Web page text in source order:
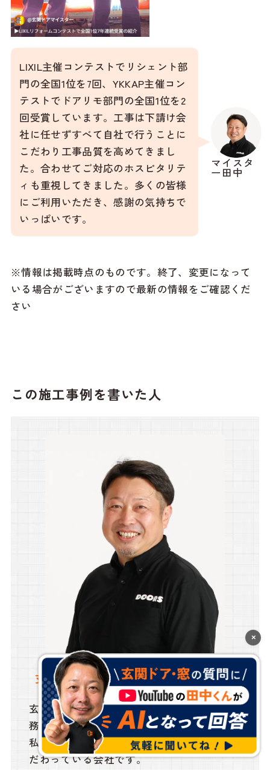
マイスタ
ー田中
LIXIL主催コンテストでリシェント部
門の全国1位を7回、YKKAP主催コン
テストでドアリモ部門の全国1位を2
回受賞しています。工事は下請け会
社に任せずすべて自社で行うことに
こだわり工事品質を高めてきまし
た。合わせてご対応のホスピタリテ
ィも重視してきました。多くの皆様
にご利用いただき、感謝の気持ちで
いっぱいです。
※情報は掲載時点のものです。終了、変更になって
いる場合がございますので最新の情報をご確認くだ
さい
この施工事例を書いた人
玄関ドアマイスター代表 田中 大介
玄関ドアマイスター代表 (株)中村建硝専
務執行役員
私たち玄関ドアマイスターは自社施工にこ
だわっている会社です。
×